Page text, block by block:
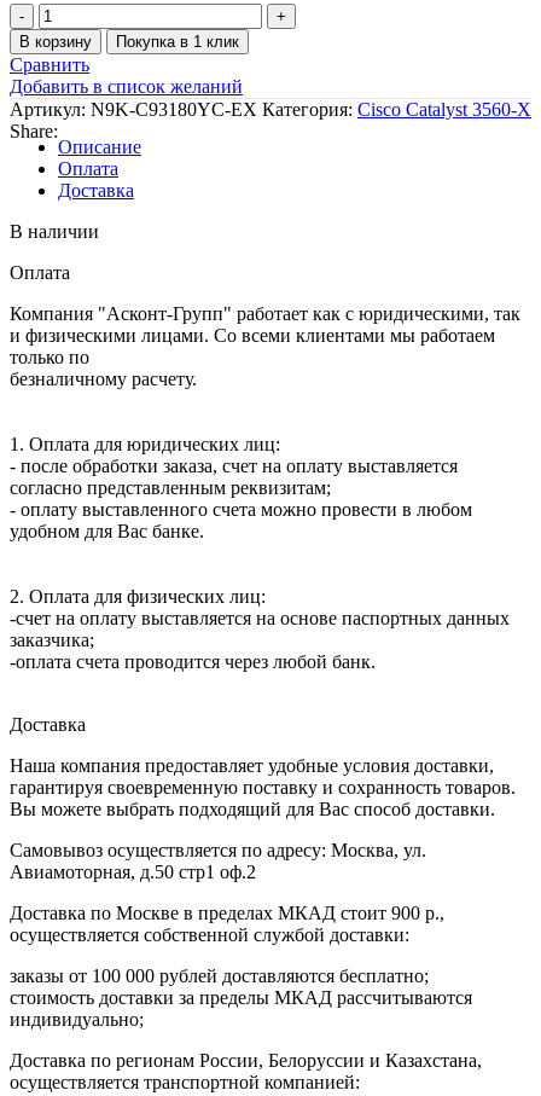
Количество
товара
Коммутатор
Cisco
Nexus
N9K-
C93180YC-
EX
В корзину Покупка в 1 клик
Сравнить
Добавить в список желаний
Артикул: N9K-C93180YC-EX Категория: Cisco Catalyst 3560-X
Share:
Описание
Оплата
Доставка
В наличии
Оплата
Компания "Асконт-Групп" работает как с юридическими, так
и физическими лицами. Со всеми клиентами мы работаем
только по
безналичному расчету.
1. Оплата для юридических лиц:
- после обработки заказа, счет на оплату выставляется
согласно представленным реквизитам;
- оплату выставленного счета можно провести в любом
удобном для Вас банке.
2. Оплата для физических лиц:
-счет на оплату выставляется на основе паспортных данных
заказчика;
-оплата счета проводится через любой банк.
Доставка
Наша компания предоставляет удобные условия доставки,
гарантируя своевременную поставку и сохранность товаров.
Вы можете выбрать подходящий для Вас способ доставки.
Самовывоз осуществляется по адресу: Москва, ул.
Авиамоторная, д.50 стр1 оф.2
Доставка по Москве в пределах МКАД стоит 900 р.,
осуществляется собственной службой доставки:
заказы от 100 000 рублей доставляются бесплатно;
cтоимость доставки за пределы МКАД рассчитываются
индивидуально;
Доставка по регионам России, Белоруссии и Казахстана,
осуществляется транспортной компанией: